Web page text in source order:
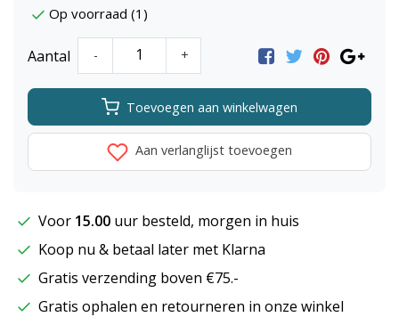
Op voorraad (1)
Aantal - +
Toevoegen aan winkelwagen
Aan verlanglijst toevoegen
Voor 15.00 uur besteld, morgen in huis
Koop nu & betaal later met Klarna
Gratis verzending boven €75.-
Gratis ophalen en retourneren in onze winkel